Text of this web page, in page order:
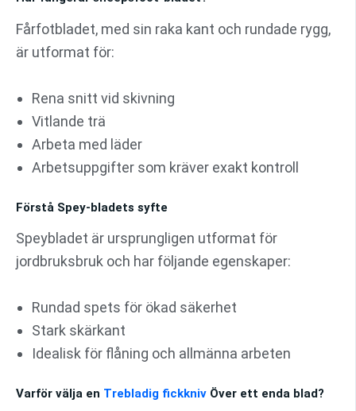
Fårfotbladet, med sin raka kant och rundade rygg,
är utformat för:
Rena snitt vid skivning
Vitlande trä
Arbeta med läder
Arbetsuppgifter som kräver exakt kontroll
Förstå Spey-bladets syfte
Speybladet är ursprungligen utformat för
jordbruksbruk och har följande egenskaper:
Rundad spets för ökad säkerhet
Stark skärkant
Idealisk för flåning och allmänna arbeten
Varför välja en Trebladig fickkniv Över ett enda blad?